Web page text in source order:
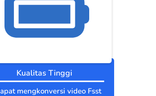
Kualitas Tinggi
mengkonversi video Fsst